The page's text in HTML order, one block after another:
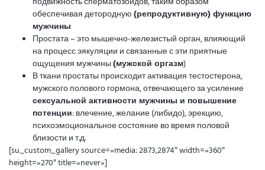
обеспечивая детородную(репродуктивную) функцию
мужчины
Простата – это мышечно-железистый орган, влияющий
на процесс эякуляции и связанные с эти приятные
ощущения мужчины(мужской оргазм)
В ткани простаты происходит активация тестостерона,
мужского полового гормона, отвечающего за усиление
сексуальной активности мужчины и повышение
потенции: влечение, желание (либидо), эрекцию,
психоэмоциональное состояние во время половой
близости и т.д.
[su_custom_gallery source=»media: 2873,2874″ width=»360″
height=»270″ title=»never»]